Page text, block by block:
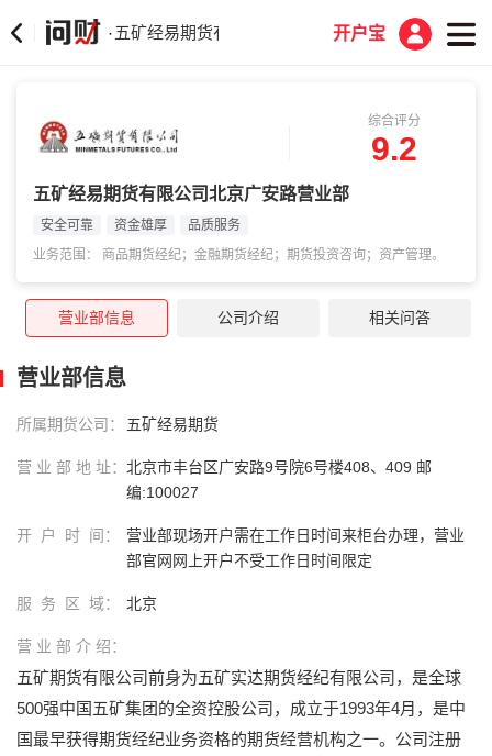
·五矿经易期货有限公司北京广安路营业部
开户宝
综合评分
9.2
五矿经易期货有限公司北京广安路营业部
安全可靠 资金雄厚
品质服务
业务范围： 商品期货经纪；金融期货经纪；期货投资咨询；资产管理。
营业部信息 公司介绍 相关问答
营业部信息
所属期货公司： 五矿经易期货
营 业 部 地 址： 北京市丰台区广安路9号院6号楼408、409 邮
编:100027
开 户 时 间：
营业部现场开户需在工作日时间来柜台办理，营业
部官网网上开户不受工作日时间限定
服 务 区 域： 北京
营 业 部 介 绍：
五矿期货有限公司前身为五矿实达期货经纪有限公司，是全球
500强中国五矿集团的全资控股公司，成立于1993年4月，是中
国最早获得期货经纪业务资格的期货经营机构之一。公司注册